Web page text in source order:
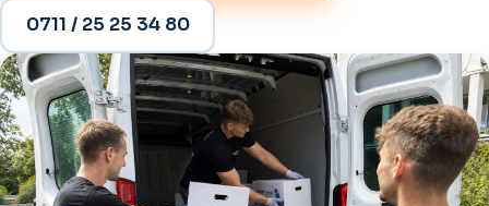
0711 / 25 25 34 80